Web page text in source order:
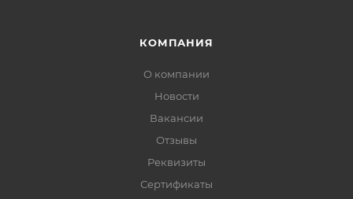
КОМПАНИЯ
О компании
Новости
Вакансии
Отзывы
Реквизиты
Сертификаты